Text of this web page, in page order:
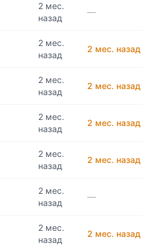
2 мес.
назад
—
2 мес.
назад
2 мес. назад
2 мес.
назад
2 мес. назад
2 мес.
назад
2 мес. назад
2 мес.
назад
2 мес. назад
2 мес.
назад
—
2 мес.
назад
2 мес. назад